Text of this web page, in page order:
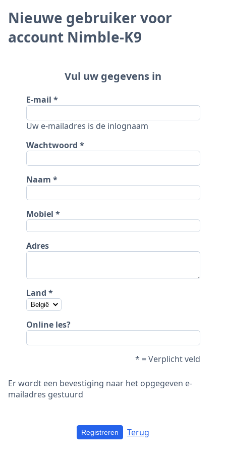
Nieuwe gebruiker voor
account Nimble-K9
Vul uw gegevens in
E-mail
Uw e-mailadres is de inlognaam
Wachtwoord
Naam
Mobiel
Adres
Land
Online les?
* = Verplicht veld
Er wordt een bevestiging naar het opgegeven e-
mailadres gestuurd
Terug